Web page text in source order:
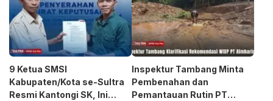
9 Ketua SMSI
Kabupaten/Kota se-Sultra
Resmi Kantongi SK, Ini
Inspektur Tambang Minta
Pembenahan dan
Pemantauan Rutin PT